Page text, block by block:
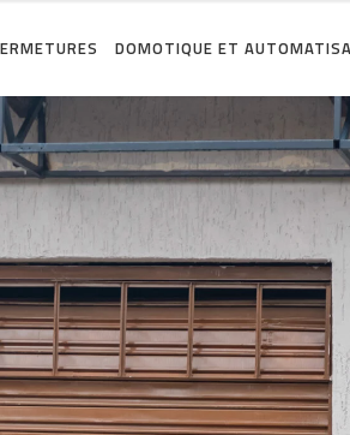
DOMOTIQUE ET